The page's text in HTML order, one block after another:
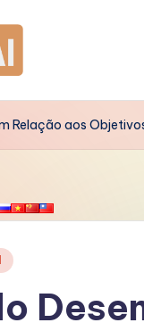
Relação aos